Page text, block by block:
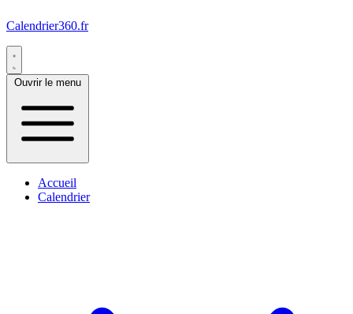
Calendrier360.fr
Ouvrir le menu
Accueil
Calendrier